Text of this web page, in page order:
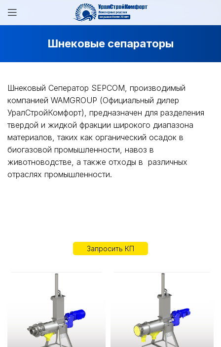
Шнековые cепараторы
Шнековый Сеператор SEPCOM, производимый
компанией WAMGROUP (Официальный дилер
УралСтройКомфорт), предназначен для разделения
твердой и жидкой фракции широкого диапазона
материалов, таких как органический осадок в
биогазовой промышленности, навоз в
животноводстве, а также отходы в различных
отраслях промышленности.
Запросить КП